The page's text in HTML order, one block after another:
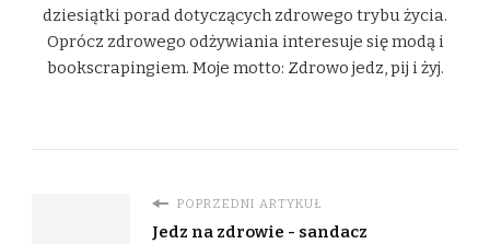
dziesiątki porad dotyczących zdrowego trybu życia.
Oprócz zdrowego odżywiania interesuje się modą i
bookscrapingiem. Moje motto: Zdrowo jedz, pij i żyj.
POPRZEDNI ARTYKUŁ
Jedz na zdrowie - sandacz